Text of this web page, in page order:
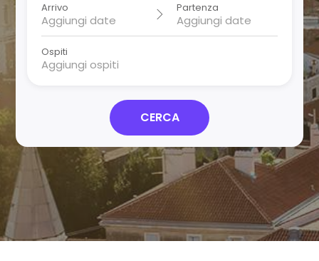
Arrivo Partenza
Ospiti
Aggiungi ospiti
CERCA